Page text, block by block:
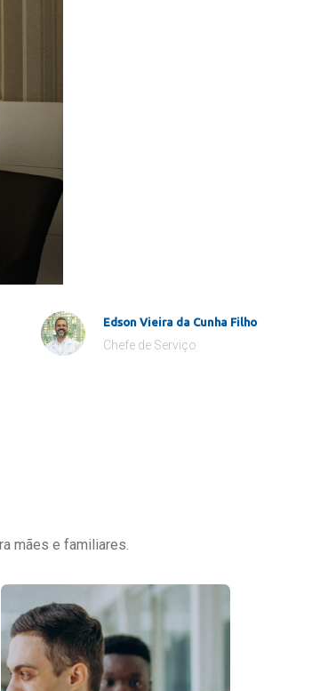
Edson Vieira da Cunha Filho
Chefe de Serviço
mães e familiares.